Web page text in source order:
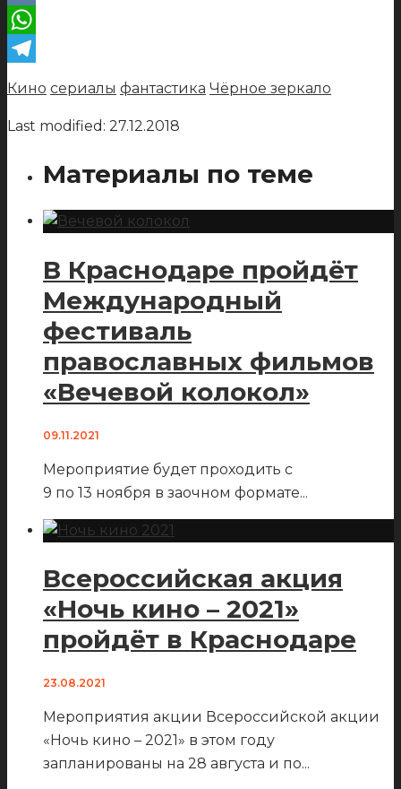
VK
WhatsApp
Кино сериалы фантастика Чёрное зеркало
Last modified: 27.12.2018
Материалы по теме
В Краснодаре пройдёт
Международный
фестиваль
православных фильмов
«Вечевой колокол»
09.11.2021
Мероприятие будет проходить с
9 по 13 ноября в заочном формате...
Всероссийская акция
«Ночь кино – 2021»
пройдёт в Краснодаре
23.08.2021
Мероприятия акции Всероссийской акции
«Ночь кино – 2021» в этом году
запланированы на 28 августа и по...